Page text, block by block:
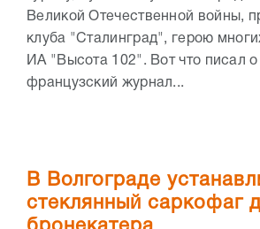
Великой Отечественной войны,
клуба "Сталинград", герою
ИА "Высота 102". Вот что писал
французский журнал...
В Волгограде
стеклянный саркофаг